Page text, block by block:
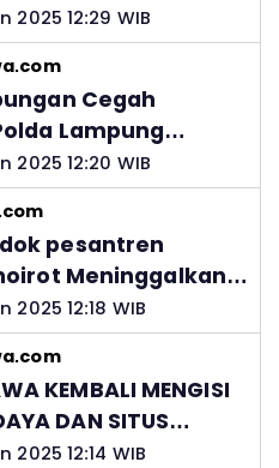
2025 12:29 WIB
Cegah
Lampung
Orang Tua
2025 12:20 WIB
pesantren
Meninggalkan
Mantan
Harus Bertanggung
2025 12:18 WIB
KEMBALI MENGISI
DAN SITUS
2025 12:14 WIB